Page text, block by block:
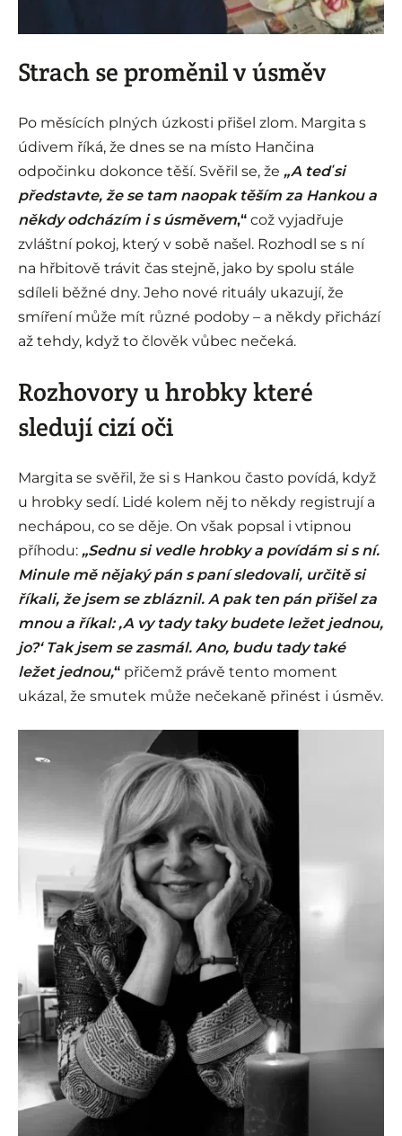
Strach se proměnil v úsměv
Po měsících plných úzkosti přišel zlom. Margita s
údivem říká, že dnes se na místo Hančina
odpočinku dokonce těší. Svěřil se, že „A teď si
představte, že se tam naopak těším za Hankou a
někdy odcházím i s úsměvem,“ což vyjadřuje
zvláštní pokoj, který v sobě našel. Rozhodl se s ní
na hřbitově trávit čas stejně, jako by spolu stále
sdíleli běžné dny. Jeho nové rituály ukazují, že
smíření může mít různé podoby – a někdy přichází
až tehdy, když to člověk vůbec nečeká.
Rozhovory u hrobky které
sledují cizí oči
Margita se svěřil, že si s Hankou často povídá, když
u hrobky sedí. Lidé kolem něj to někdy registrují a
nechápou, co se děje. On však popsal i vtipnou
příhodu: „Sednu si vedle hrobky a povídám si s ní.
Minule mě nějaký pán s paní sledovali, určitě si
říkali, že jsem se zbláznil. A pak ten pán přišel za
mnou a říkal: ‚A vy tady taky budete ležet jednou,
jo?‘ Tak jsem se zasmál. Ano, budu tady také
ležet jednou,“ přičemž právě tento moment
ukázal, že smutek může nečekaně přinést i úsměv.